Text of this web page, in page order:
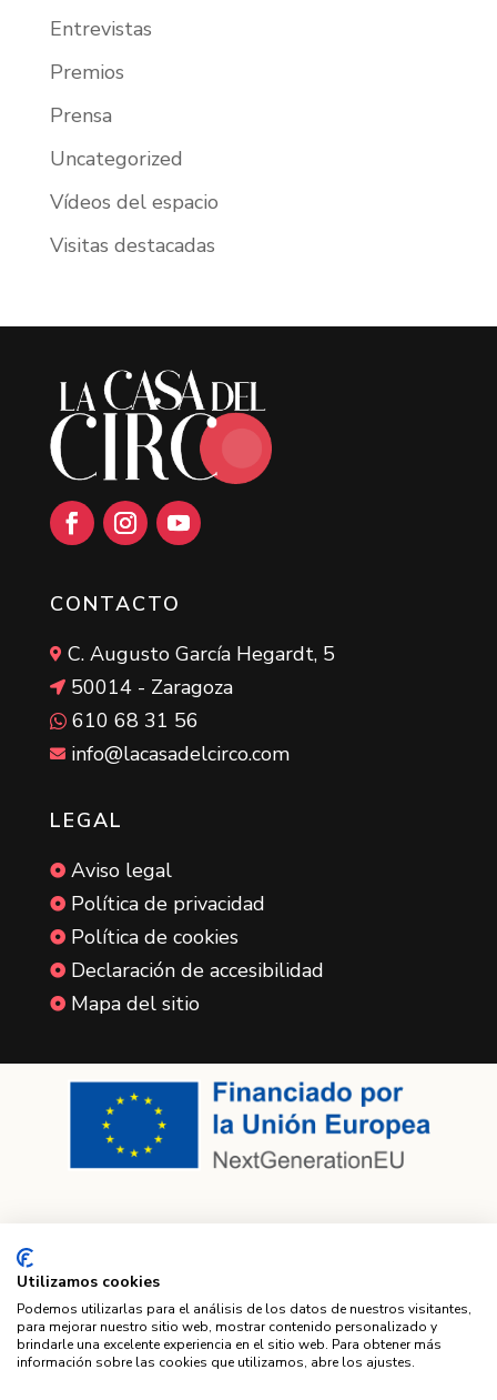
Entrevistas
Premios
Prensa
Uncategorized
Vídeos del espacio
Visitas destacadas
CONTACTO
 C. Augusto García Hegardt, 5
 50014 - Zaragoza
 610 68 31 56
 info@lacasadelcirco.com
LEGAL
 Aviso legal
 Política de privacidad
 Política de cookies
 Declaración de accesibilidad
 Mapa del sitio
Financiado por la Unión Europea – NextGenerationEU. Sin
embargo, los puntos de vista y las opiniones expresadas
Utilizamos cookies
Podemos utilizarlas para el análisis de los datos de nuestros visitantes,
para mejorar nuestro sitio web, mostrar contenido personalizado y
brindarle una excelente experiencia en el sitio web. Para obtener más
información sobre las cookies que utilizamos, abre los ajustes.